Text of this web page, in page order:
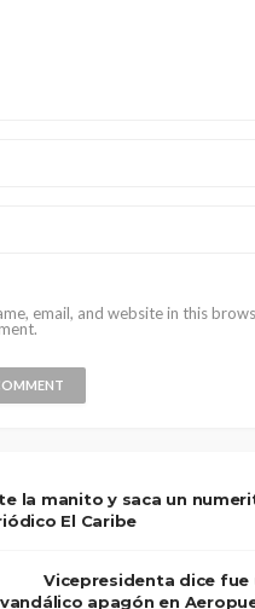
email, and website in this
la manito y saca un
El Caribe
Vicepresidenta dice fue
vandálico apagón en